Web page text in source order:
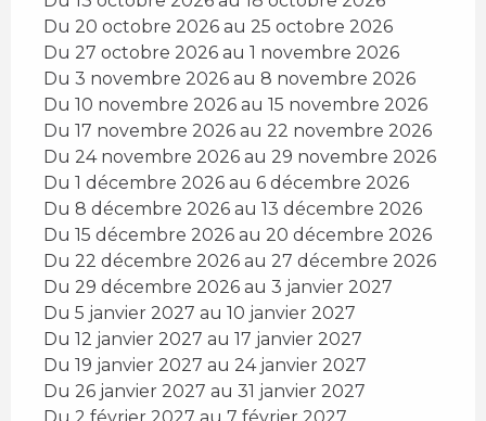
Du 20 octobre 2026 au 25 octobre 2026
Du 27 octobre 2026 au 1 novembre 2026
Du 3 novembre 2026 au 8 novembre 2026
Du 10 novembre 2026 au 15 novembre 2026
Du 17 novembre 2026 au 22 novembre 2026
Du 24 novembre 2026 au 29 novembre 2026
Du 1 décembre 2026 au 6 décembre 2026
Du 8 décembre 2026 au 13 décembre 2026
Du 15 décembre 2026 au 20 décembre 2026
Du 22 décembre 2026 au 27 décembre 2026
Du 29 décembre 2026 au 3 janvier 2027
Du 5 janvier 2027 au 10 janvier 2027
Du 12 janvier 2027 au 17 janvier 2027
Du 19 janvier 2027 au 24 janvier 2027
Du 26 janvier 2027 au 31 janvier 2027
Du 2 février 2027 au 7 février 2027